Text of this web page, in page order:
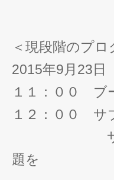
＜現段階のプ
2015年9月23
１１：００ ブ
１２：００ サ
サブステ
題を